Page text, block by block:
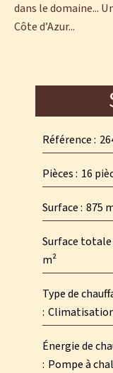
dans le domaine...
Côte d’Azur...
Référence
Pièces 16
Surface 875
Surface totale
m²
Type de
Énergie de
Pompe à